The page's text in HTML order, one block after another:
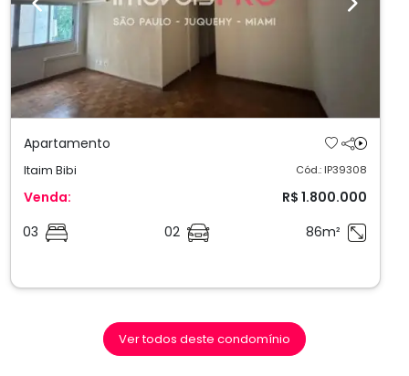
Previous Next
Apartamento
Itaim Bibi Cód.: IP39308
Venda:
R$ 1.800.000
03
02 86m²
Ver todos deste condomínio